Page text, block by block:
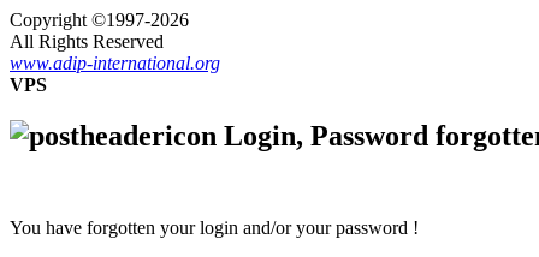
Copyright ©1997-2026
All Rights Reserved
www.adip-international.org
VPS
Login, Password
You have forgotten your login and/or your password !